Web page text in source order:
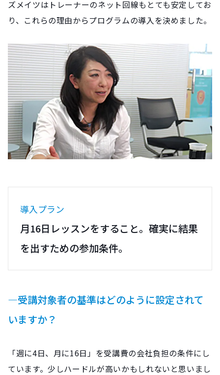
ズメイツはトレーナーのネット回線もとても安定してお
り、これらの理由からプログラムの導入を決めました。
導入プラン
月16日レッスンをすること。確実に結果
を出すための参加条件。
―受講対象者の基準はどのように設定されて
いますか？
「週に4日、月に16日」を受講費の会社負担の条件にし
ています。少しハードルが高いかもしれないと思いまし